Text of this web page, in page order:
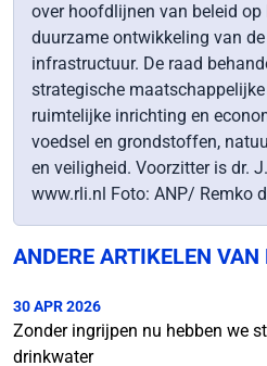
over hoofdlijnen van beleid op
duurzame ontwikkeling van
infrastructuur. De raad
strategische
ruimtelijke inrichting en
voedsel en grondstoffen,
en veiligheid. Voorzitter is dr.
www.rli.nl Foto: ANP/ Remko
ANDERE ARTIKELEN
30 APR 2026
Zonder ingrijpen nu hebben we
drinkwater